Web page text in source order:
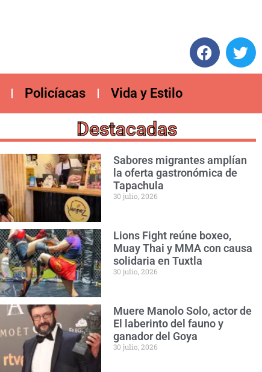
Policíacas Vida y Estilo
Destacadas
Sabores migrantes amplían
la oferta gastronómica de
Tapachula
30 julio, 2026
Lions Fight reúne boxeo,
Muay Thai y MMA con causa
solidaria en Tuxtla
30 julio, 2026
Muere Manolo Solo, actor de
El laberinto del fauno y
ganador del Goya
30 julio, 2026